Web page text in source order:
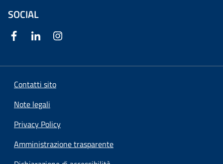
SOCIAL
Contatti sito
Note legali
Privacy Policy
Amministrazione trasparente